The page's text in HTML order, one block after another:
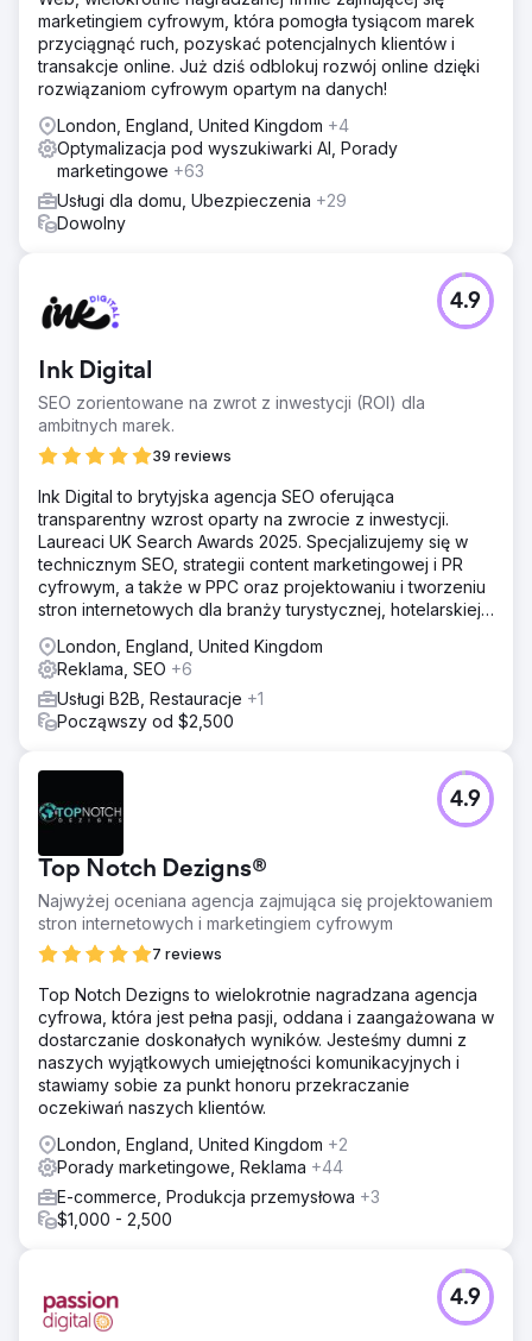
marketingiem cyfrowym, która pomogła tysiącom marek
przyciągnąć ruch, pozyskać potencjalnych klientów i
transakcje online. Już dziś odblokuj rozwój online dzięki
rozwiązaniom cyfrowym opartym na danych!
London, England, United Kingdom +4
Optymalizacja pod wyszukiwarki AI, Porady
marketingowe +63
Usługi dla domu, Ubezpieczenia +29
Dowolny
Ink Digital
SEO zorientowane na zwrot z inwestycji (ROI) dla
ambitnych marek.
39 reviews
4.9
Ink Digital to brytyjska agencja SEO oferująca
transparentny wzrost oparty na zwrocie z inwestycji.
Laureaci UK Search Awards 2025. Specjalizujemy się w
technicznym SEO, strategii content marketingowej i PR
cyfrowym, a także w PPC oraz projektowaniu i tworzeniu
stron internetowych dla branży turystycznej, hotelarskiej,
London, England, United Kingdom
Reklama, SEO +6
Usługi B2B, Restauracje +1
Począwszy od $2,500
Top Notch Dezigns®
Najwyżej oceniana agencja zajmująca się projektowaniem
stron internetowych i marketingiem cyfrowym
7 reviews
4.9
Top Notch Dezigns to wielokrotnie nagradzana agencja
cyfrowa, która jest pełna pasji, oddana i zaangażowana w
dostarczanie doskonałych wyników. Jesteśmy dumni z
naszych wyjątkowych umiejętności komunikacyjnych i
stawiamy sobie za punkt honoru przekraczanie
oczekiwań naszych klientów.
London, England, United Kingdom +2
Porady marketingowe, Reklama +44
E-commerce, Produkcja przemysłowa +3
$1,000 - 2,500
4.9